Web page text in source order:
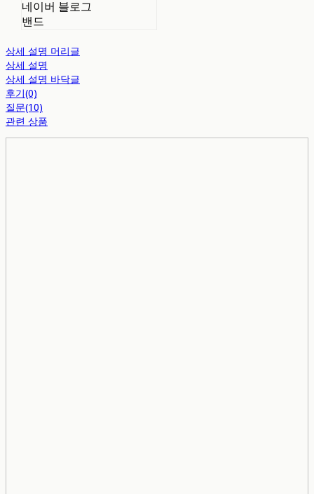
네이버 블로그
밴드
상세 설명 머리글
상세 설명
상세 설명 바닥글
후기(0)
질문(10)
관련 상품